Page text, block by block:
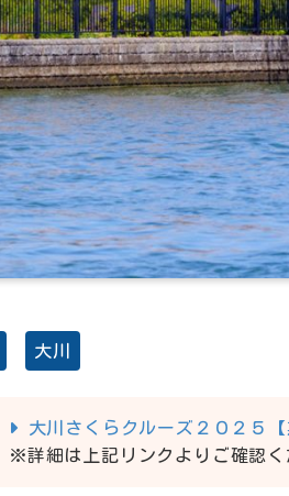
大川
大川さくらクルーズ２０２５【
※詳細は上記リンクよりご確認く